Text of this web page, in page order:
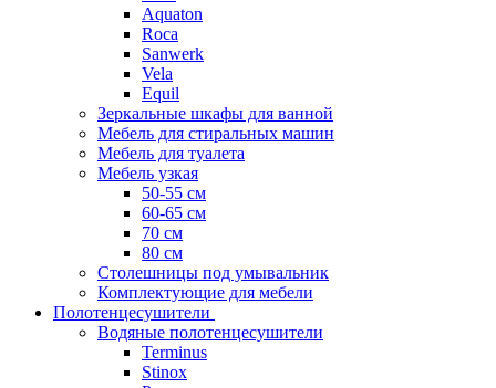
Aquaton
Roca
Sanwerk
Vela
Equil
Зеркальные шкафы для ванной
Мебель для стиральных машин
Мебель для туалета
Мебель узкая
50-55 см
60-65 см
70 см
80 см
Столешницы под умывальник
Комплектующие для мебели
Полотенцесушители
Водяные полотенцесушители
Terminus
Stinox